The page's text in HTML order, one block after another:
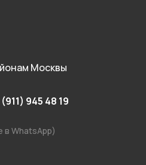
Москвы
(911) 945 48 19
в WhatsApp)